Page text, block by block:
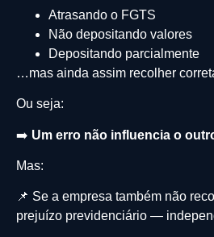
Atrasando o FGTS
Não depositando valores
Depositando parcialmente
…mas ainda assim recolher
Ou seja:
➡️ Um erro não influencia o
Mas:
📌 Se a empresa também não
prejuízo previdenciário —